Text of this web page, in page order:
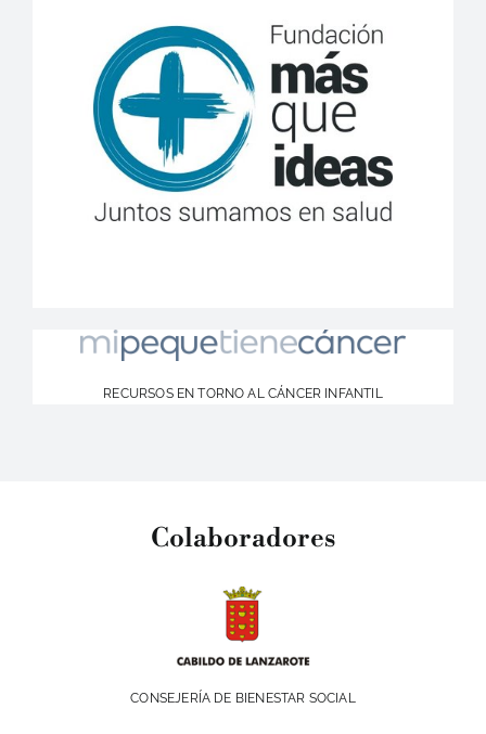
RECURSOS EN TORNO AL CÁNCER INFANTIL
Colaboradores
CONSEJERÍA DE BIENESTAR SOCIAL